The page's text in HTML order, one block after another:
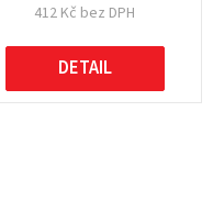
412 Kč bez DPH
DETAIL